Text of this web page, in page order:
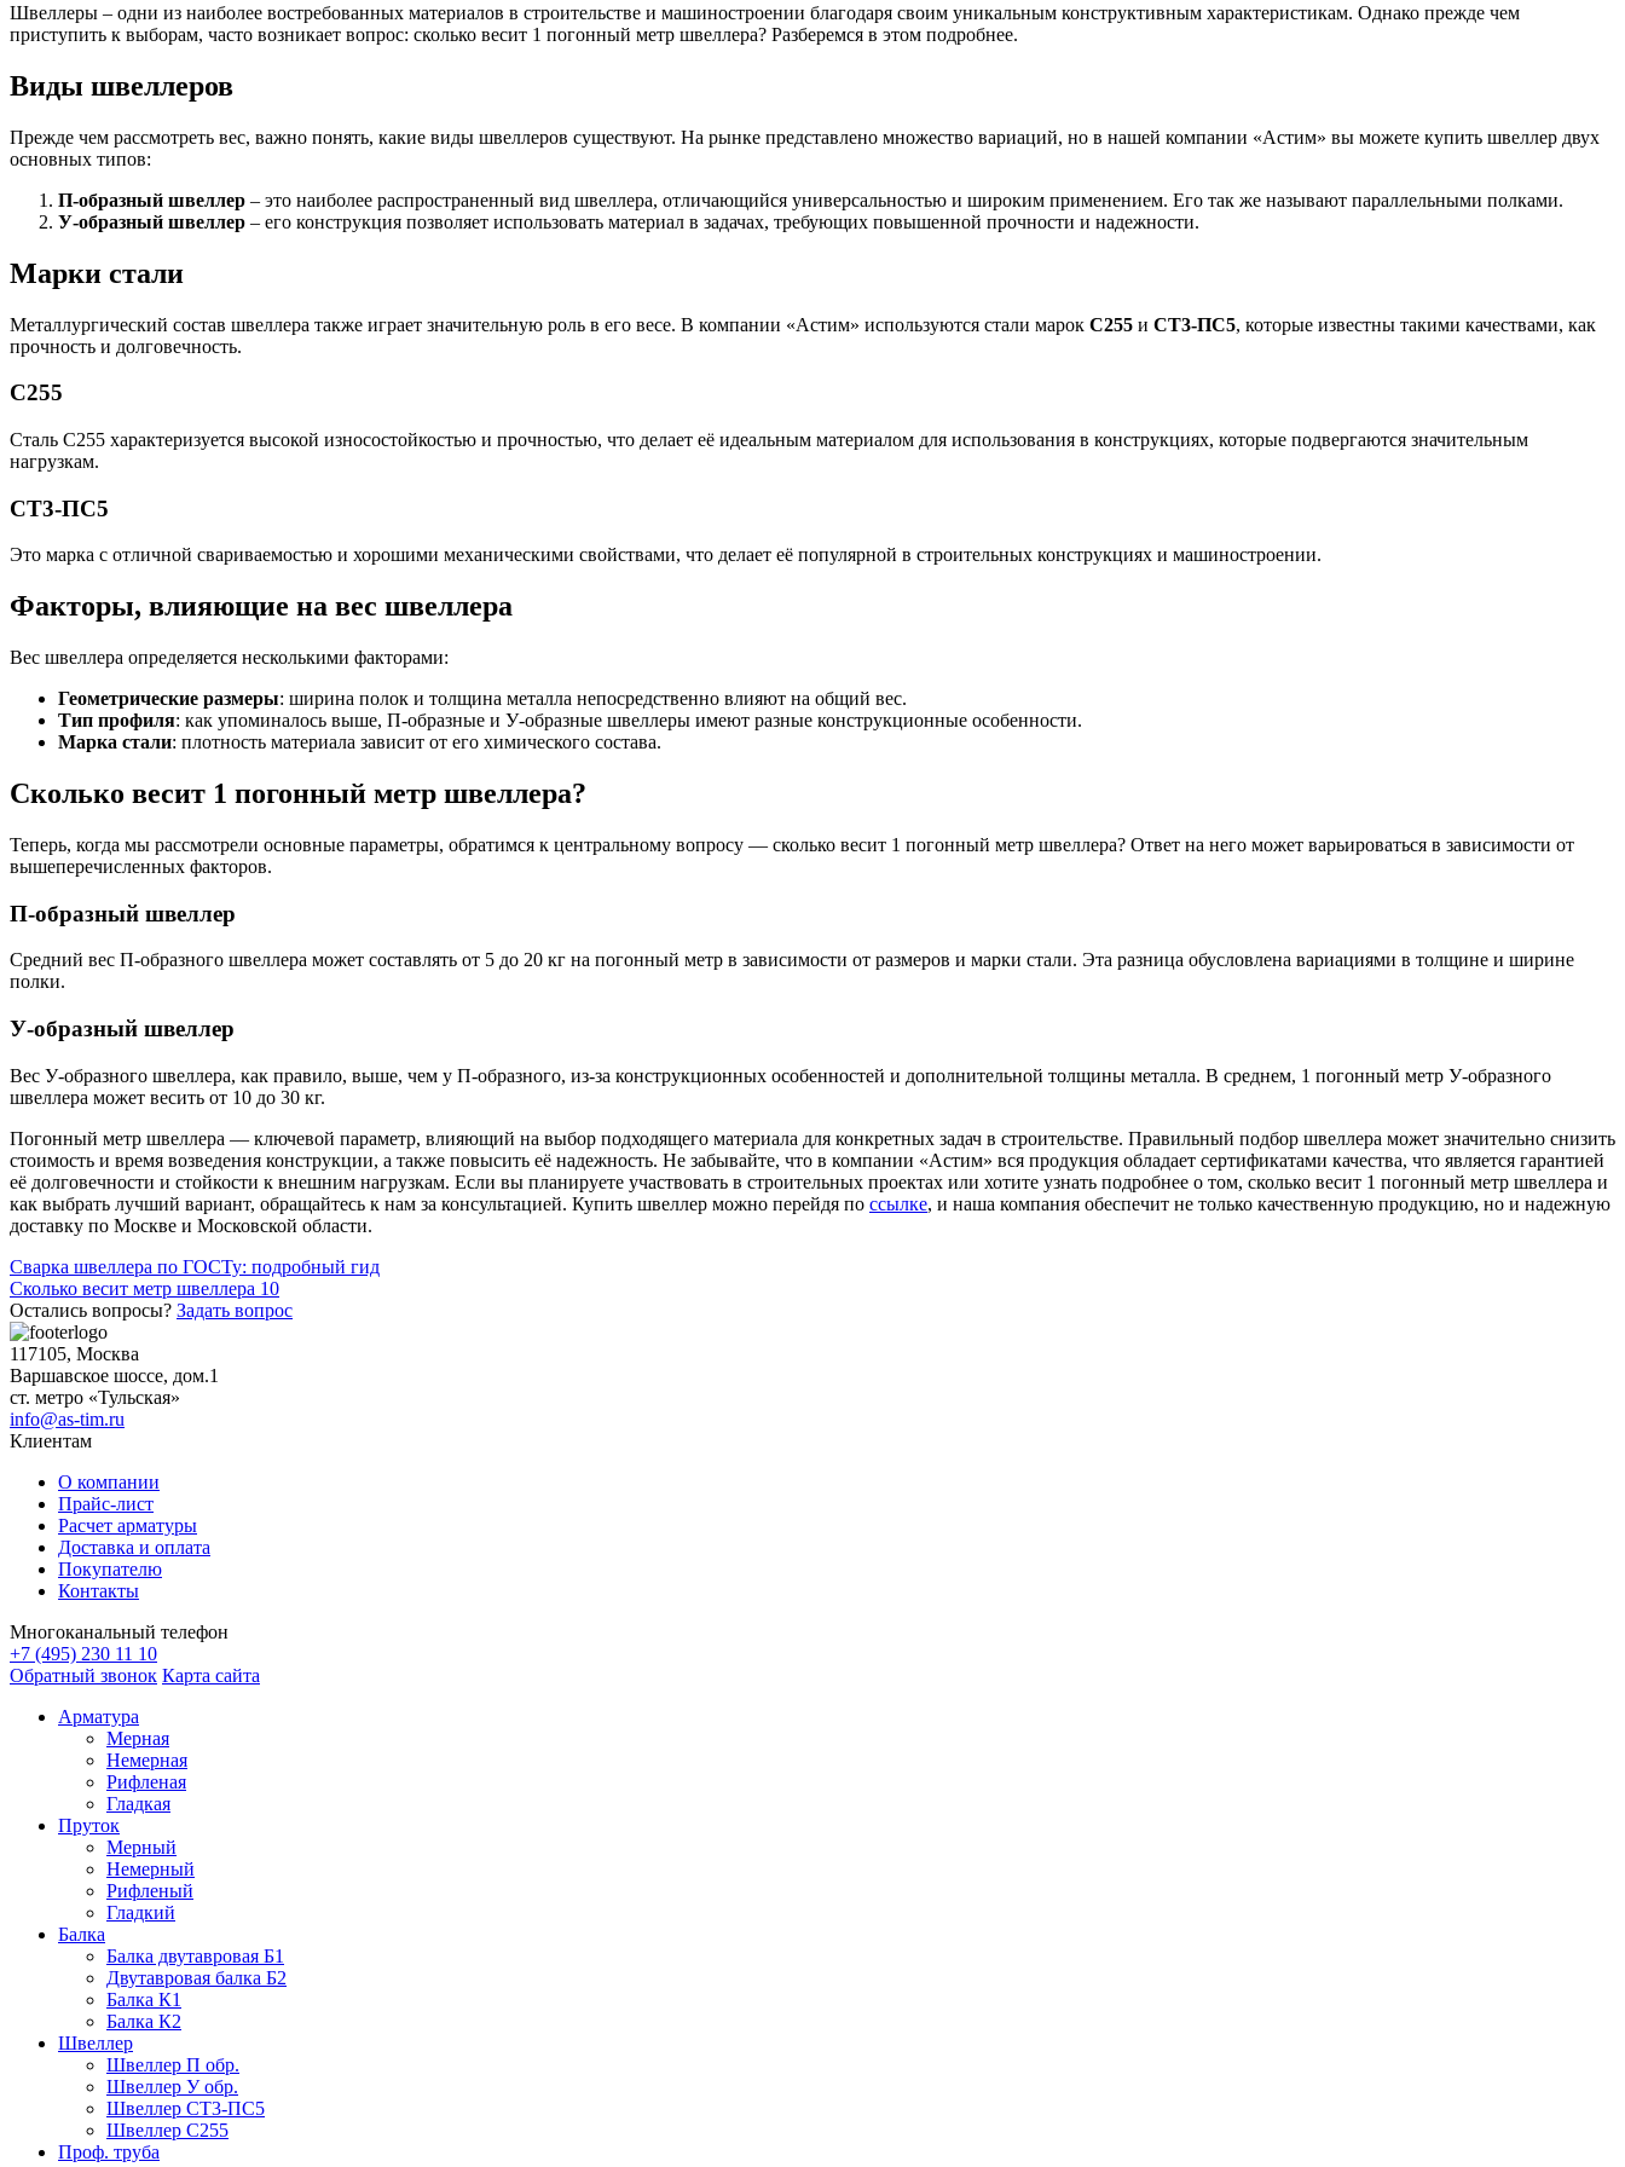
Лента медная
Лист медный
Круг горячекатаный конструкционный
Поковка
Лист оцинкованный
Полоса оцинкованная
Переходы стальные
Хомуты стальные
Крепеж шуруп-шпилька
Ванны и сопутствующие товары
Фитинги резьбовые латунные
Фитинги резьбовые чугунные
Швеллеры – одни из наиболее востребованных материалов в строительстве и машиностроении благодаря своим уникальным конструктивным характеристикам. Однако прежде чем
приступить к выборам, часто возникает вопрос: сколько весит 1 погонный метр швеллера? Разберемся в этом подробнее.
Виды швеллеров
Прежде чем рассмотреть вес, важно понять, какие виды швеллеров существуют. На рынке представлено множество вариаций, но в нашей компании «Астим» вы можете купить швеллер двух
основных типов:
П-образный швеллер – это наиболее распространенный вид швеллера, отличающийся универсальностью и широким применением. Его так же называют параллельными полками.
У-образный швеллер – его конструкция позволяет использовать материал в задачах, требующих повышенной прочности и надежности.
Марки стали
Металлургический состав швеллера также играет значительную роль в его весе. В компании «Астим» используются стали марок С255 и СТ3-ПС5, которые известны такими качествами, как
прочность и долговечность.
С255
Сталь С255 характеризуется высокой износостойкостью и прочностью, что делает её идеальным материалом для использования в конструкциях, которые подвергаются значительным
нагрузкам.
СТ3-ПС5
Это марка с отличной свариваемостью и хорошими механическими свойствами, что делает её популярной в строительных конструкциях и машиностроении.
Факторы, влияющие на вес швеллера
Вес швеллера определяется несколькими факторами:
Геометрические размеры: ширина полок и толщина металла непосредственно влияют на общий вес.
Тип профиля: как упоминалось выше, П-образные и У-образные швеллеры имеют разные конструкционные особенности.
Марка стали: плотность материала зависит от его химического состава.
Сколько весит 1 погонный метр швеллера?
Теперь, когда мы рассмотрели основные параметры, обратимся к центральному вопросу — сколько весит 1 погонный метр швеллера? Ответ на него может варьироваться в зависимости от
вышеперечисленных факторов.
П-образный швеллер
Средний вес П-образного швеллера может составлять от 5 до 20 кг на погонный метр в зависимости от размеров и марки стали. Эта разница обусловлена вариациями в толщине и ширине
полки.
У-образный швеллер
Вес У-образного швеллера, как правило, выше, чем у П-образного, из-за конструкционных особенностей и дополнительной толщины металла. В среднем, 1 погонный метр У-образного
швеллера может весить от 10 до 30 кг.
Погонный метр швеллера — ключевой параметр, влияющий на выбор подходящего материала для конкретных задач в строительстве. Правильный подбор швеллера может значительно снизить
стоимость и время возведения конструкции, а также повысить её надежность. Не забывайте, что в компании «Астим» вся продукция обладает сертификатами качества, что является гарантией
её долговечности и стойкости к внешним нагрузкам. Если вы планируете участвовать в строительных проектах или хотите узнать подробнее о том, сколько весит 1 погонный метр швеллера и
как выбрать лучший вариант, обращайтесь к нам за консультацией. Купить швеллер можно перейдя по ссылке, и наша компания обеспечит не только качественную продукцию, но и надежную
доставку по Москве и Московской области.
Навигация
по
записям
Сварка швеллера по ГОСТу: подробный гид
Сколько весит метр швеллера 10
Остались вопросы? Задать вопрос
117105, Москва
Варшавское шоссе, дом.1
ст. метро «Тульская»
info@as-tim.ru
Клиентам
О компании
Прайс-лист
Расчет арматуры
Доставка и оплата
Покупателю
Контакты
Многоканальный телефон
+7 (495) 230 11 10
Обратный звонок Карта сайта
Арматура
Мерная
Немерная
Рифленая
Гладкая
Пруток
Мерный
Немерный
Рифленый
Гладкий
Балка
Балка двутавровая Б1
Двутавровая балка Б2
Балка К1
Балка К2
Швеллер
Швеллер П обр.
Швеллер У обр.
Швеллер СТ3-ПС5
Швеллер С255
Проф. труба